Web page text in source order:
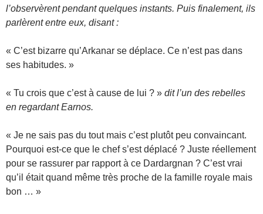
l’observèrent pendant quelques instants. Puis finalement, ils
parlèrent entre eux, disant :
« C’est bizarre qu’Arkanar se déplace. Ce n’est pas dans
ses habitudes. »
« Tu crois que c’est à cause de lui ? » dit l’un des rebelles
en regardant Earnos.
« Je ne sais pas du tout mais c’est plutôt peu convaincant.
Pourquoi est-ce que le chef s’est déplacé ? Juste réellement
pour se rassurer par rapport à ce Dardargnan ? C’est vrai
qu’il était quand même très proche de la famille royale mais
bon … »